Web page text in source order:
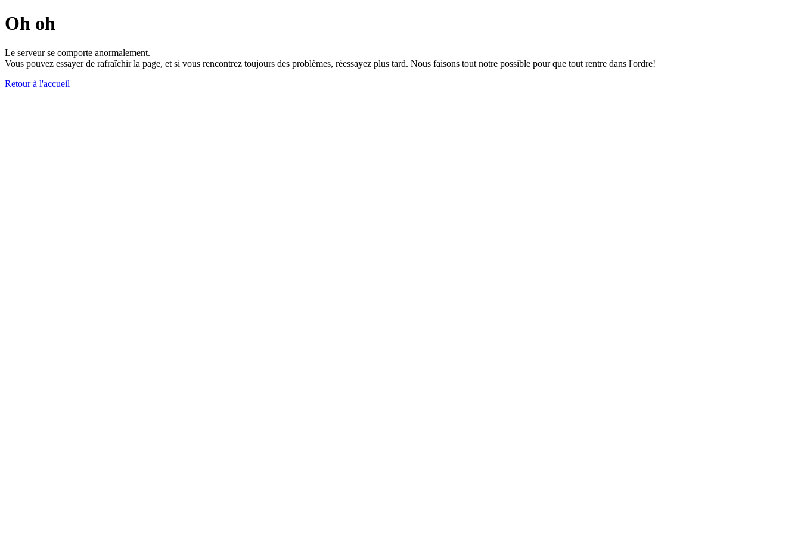
Oh oh
Le serveur se comporte anormalement.
Vous pouvez essayer de rafraîchir la page, et si vous rencontrez toujours des problèmes, réessayez plus tard. Nous faisons tout notre possible pour que tout rentre dans l'ordre!
Retour à l'accueil